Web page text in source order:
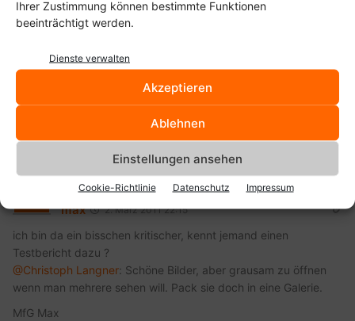
Ihrer Zustimmung können bestimmte Funktionen
beeinträchtigt werden.
Dienste verwalten
Akzeptieren
Ablehnen
Einstellungen ansehen
Cookie-Richtlinie Datenschutz Impressum
Schon gekauft, wenn ein Spielehersteller so Linuxfreundlich ist
gehört der Unterstützt 😉
max 2. März 2011 22:15
ich bin da ein bisschen kritischer, kennt jemand einen
Testbericht dazu ?
@Christoph Langner: Schöne Bilder, aber grausam zu öffnen
wenn man mehrere sehen will. Pack sie doch in eine Galerie.
MfG Max